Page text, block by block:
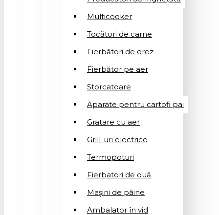
Multicooker
Tocători de carne
Fierbători de orez
Fierbător pe aer
Storcatoare
Aparate pentru cartofi pai
Gratare cu aer
Grill-uri electrice
Termopoturi
Fierbatori de ouă
Mașini de pâine
Ambalator în vid